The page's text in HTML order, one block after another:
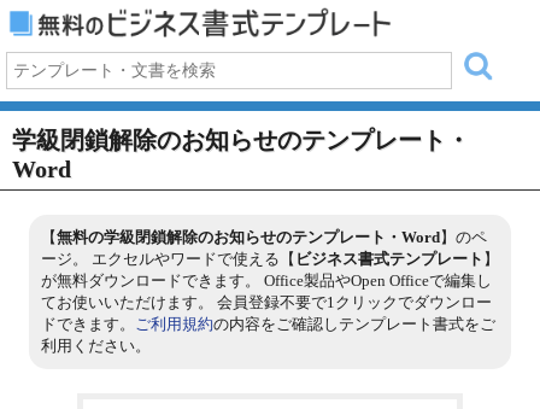
学級閉鎖解除のお知らせのテンプレート・
Word
【無料の学級閉鎖解除のお知らせのテンプレート・Word】のペ
ージ。 エクセルやワードで使える【 ビジネス書式テンプレート 】
が無料ダウンロードできます。 Office製品やOpen Officeで編集し
てお使いいただけます。 会員登録不要で1クリックでダウンロー
ドできます。 ご利用規約の内容をご確認しテンプレート書式をご
利用ください。